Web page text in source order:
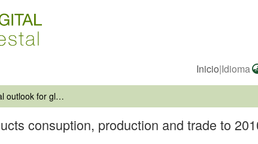
Inicio|Idioma
FAO provisional outlook for global forest products consuption, production and trade to 2010
consuption, production and trade to